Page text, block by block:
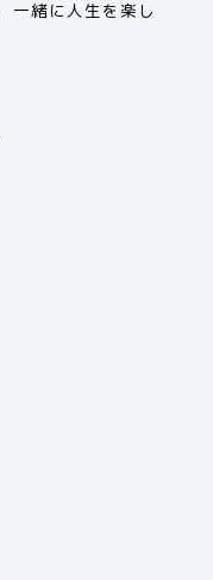
一緒に人生を楽し